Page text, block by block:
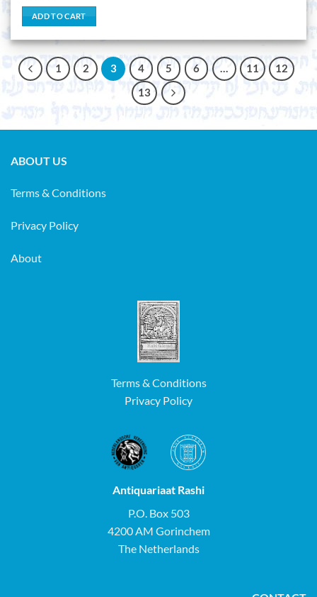
ADD TO CART
1 2 3 4 5 6 … 11
12
13
ABOUT US
Terms & Conditions
Privacy Policy
About
Terms & Conditions
Privacy Policy
Antiquariaat Rashi
P.O. Box 503
4200 AM Gorinchem
The Netherlands